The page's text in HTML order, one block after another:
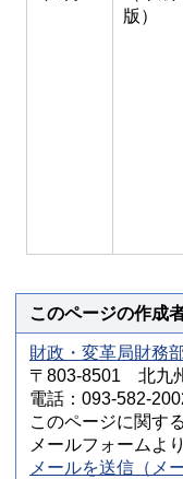
版）
このページの作成
財政・変革局財務
〒803-8501 北九
電話：093-582-
このページに関す
メールフォームよ
メールを送信（メ